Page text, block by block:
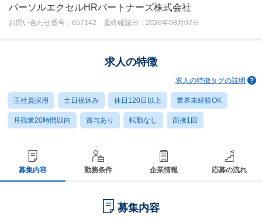
パーソルエクセルHRパートナーズ株式会社
お問い合わせ番号：657142 最終確認日：2026年08月07日
求人の特徴
求人の特徴タグの説明
正社員採用 土日祝休み 休日120日以上 業界未経験OK
月残業20時間以内 賞与あり 転勤なし 面接1回
募集内容 勤務条件 企業情報 応募の流れ
募集内容